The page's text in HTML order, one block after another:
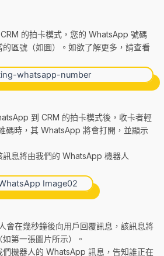
的拍卡模式，您的 WhatsApp 號碼
區號（如圖）。如欲了解更多，請查看
到 CRM 的拍卡模式後，收卡者輕
碼時，其 WhatsApp 將會打開，並顯示
息將由我們的 WhatsApp 機器人
會在幾秒鐘後向用戶回覆訊息，該訊息將
第一張圖片所示）。
們機器人的 WhatsApp 訊息，告知誰正在